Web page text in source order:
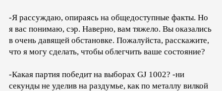
-Я рассуждаю, опираясь на общедоступные факты. Но
я вас понимаю, сэр. Наверно, вам тяжело. Вы оказались
в очень давящей обстановке. Пожалуйста, расскажите,
что я могу сделать, чтобы облегчить ваше состояние?
-Какая партия победит на выборах GJ 1002? -ни
секунды не уделив на раздумье, как по металлу вилкой